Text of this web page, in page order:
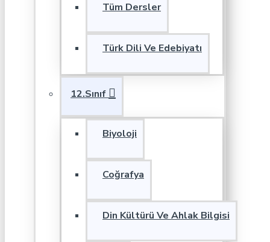
Tüm Dersler
Türk Dili Ve Edebiyatı
12.Sınıf
Biyoloji
Coğrafya
Din Kültürü Ve Ahlak Bilgisi